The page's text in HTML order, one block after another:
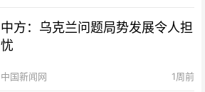
中方：乌克兰问题局势发展令人担
忧
中国新闻网 1周前